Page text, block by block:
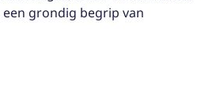
grondig begrip van